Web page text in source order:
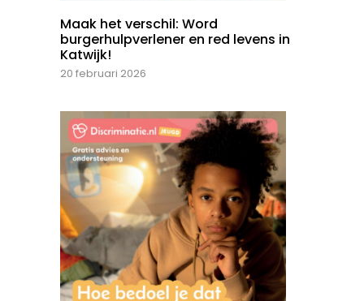
Maak het verschil: Word
burgerhulpverlener en red levens in
Katwijk!
20 februari 2026